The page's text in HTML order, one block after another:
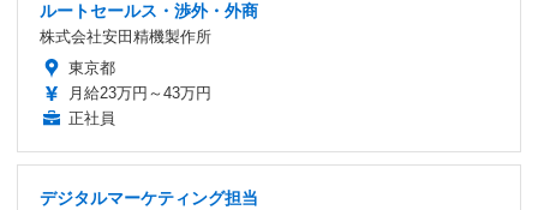
ルートセールス・渉外・外商
株式会社安田精機製作所
東京都
月給23万円～43万円
正社員
デジタルマーケティング担当